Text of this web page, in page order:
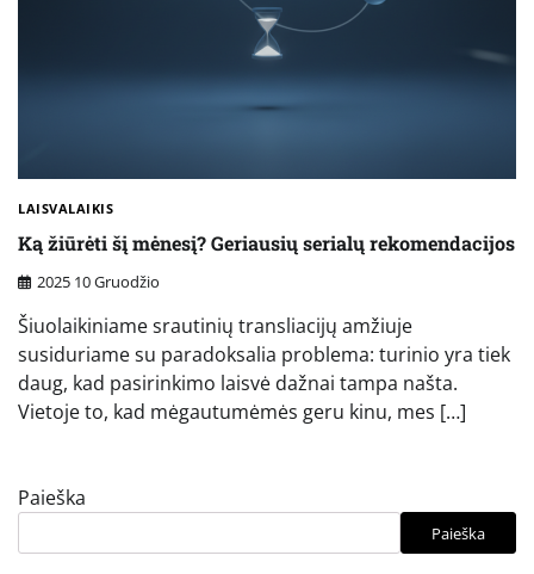
LAISVALAIKIS
Ką žiūrėti šį mėnesį? Geriausių serialų rekomendacijos
2025 10 Gruodžio
Šiuolaikiniame srautinių transliacijų amžiuje
susiduriame su paradoksalia problema: turinio yra tiek
daug, kad pasirinkimo laisvė dažnai tampa našta.
Vietoje to, kad mėgautumėmės geru kinu, mes […]
Paieška
Paieška